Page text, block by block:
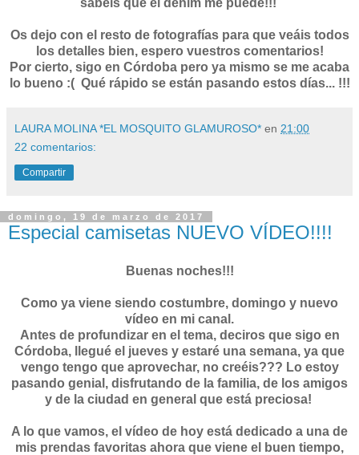
sabéis que el denim me puede!!!
Os dejo con el resto de fotografías para que veáis todos
los detalles bien, espero vuestros comentarios!
Por cierto, sigo en Córdoba pero ya mismo se me acaba
lo bueno :( Qué rápido se están pasando estos días... !!!
LAURA MOLINA *EL MOSQUITO GLAMUROSO* en 21:00
22 comentarios:
Compartir
domingo, 19 de marzo de 2017
Especial camisetas NUEVO VÍDEO!!!!
Buenas noches!!!
Como ya viene siendo costumbre, domingo y nuevo
vídeo en mi canal.
Antes de profundizar en el tema, deciros que sigo en
Córdoba, llegué el jueves y estaré una semana, ya que
vengo tengo que aprovechar, no creéis??? Lo estoy
pasando genial, disfrutando de la familia, de los amigos
y de la ciudad en general que está preciosa!
A lo que vamos, el vídeo de hoy está dedicado a una de
mis prendas favoritas ahora que viene el buen tiempo,